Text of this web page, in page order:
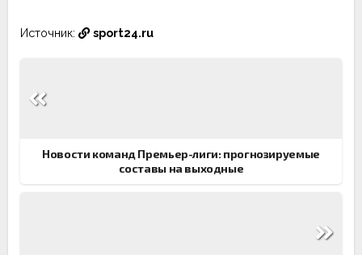
Источник: sport24.ru
по
Новости команд Премьер-лиги: прогнозируемые
составы на выходные